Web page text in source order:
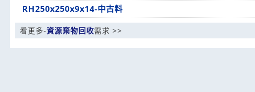
RH250x250x9x14-中古料
看更多-資源棄物回收需求 >>